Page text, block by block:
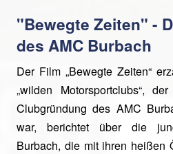
"Bewegte Zeiten" -
des AMC Burbach
Der Film „Bewegte Zeiten“
„wilden Motorsportclubs“,
Clubgründung des AMC
war, berichtet über die
Burbach, die mit ihren heißen